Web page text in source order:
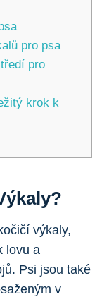
pro psa
pro
krok k
výkaly,
lovu a
Psi jsou také
v